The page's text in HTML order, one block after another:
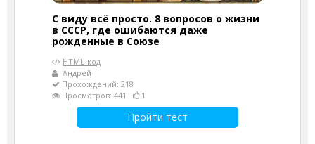
С виду всё просто. 8 вопросов о жизни
в СССР, где ошибаются даже
рожденные в Союзе
HTML-код
Андрей
Прохождений: 218
Просмотров: 441
1
Пройти тест